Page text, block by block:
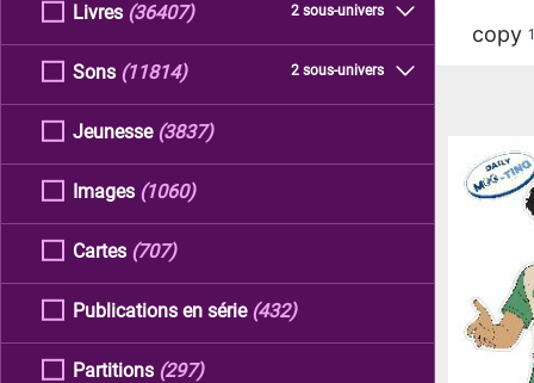
Livres 2 sous-univers
(36407)
Sons 2 sous-univers
(11814)
Jeunesse (3837)
Images (1060)
Cartes (707)
Publications en série (432)
Partitions (297)
copy